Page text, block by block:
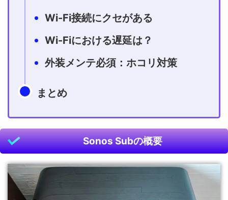
Wi-Fi接続にクセがある
Wi-Fiにおける遅延は？
外装メンテ必須：ホコリ対策
まとめ
Sonos Subの概要